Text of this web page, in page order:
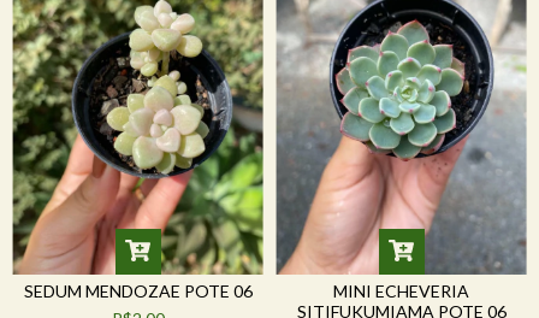
SEDUM MENDOZAE POTE 06
MINI ECHEVERIA
SITIFUKUMIAMA POTE 06